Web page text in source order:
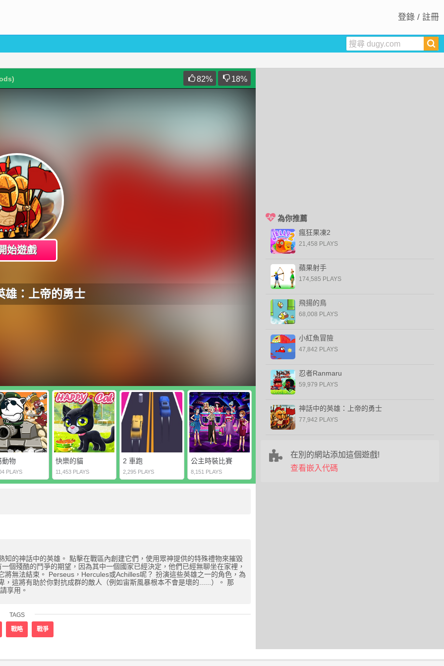
登錄 / 註冊
82% 18%
始遊戲
雄：上帝的勇士
動物
PLAYS
快樂的貓
11,453 PLAYS
2 車跑
2,295 PLAYS
公主時裝比賽
8,151 PLAYS
的神話中的英雄。 點擊在戰區內創建它們，使用眾神提供的特殊禮物來摧毀
個殘酷的鬥爭的期望，因為其中一個國家已經決定，他們已經無聊坐在家裡，
無法結束。 Perseus，Hercules或Achilles呢？ 扮演這些英雄之一的角色，為
這將有助於你對抗成群的敵人（例如宙斯風暴根本不會是壞的......）。 那
享用。
TAGS
戰略 戰爭
為你推薦
瘋狂果凍2
21,458 PLAYS
蘋果射手
174,585 PLAYS
飛揚的鳥
68,008 PLAYS
小紅魚冒險
47,842 PLAYS
忍者Ranmaru
59,979 PLAYS
神話中的英雄：上帝的勇士
77,942 PLAYS
在別的網站添加這個遊戲!
查看嵌入代碼